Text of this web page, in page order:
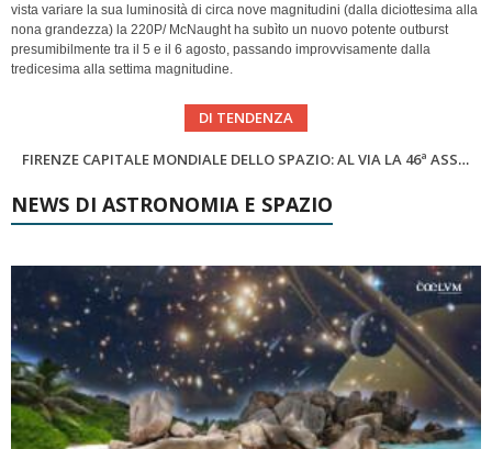
vista variare la sua luminosità di circa nove magnitudini (dalla diciottesima alla
nona grandezza) la 220P/ McNaught ha subìto un nuovo potente outburst
presumibilmente tra il 5 e il 6 agosto, passando improvvisamente dalla
tredicesima alla settima magnitudine.
DI TENDENZA
Cielo del Mese di Agosto 2026
NEWS DI ASTRONOMIA E SPAZIO